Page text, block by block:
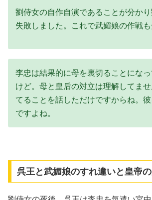
劉侍女の自作自演であることが分か
失敗しました。これで武媚娘の作戦も
李忠は結果的に母を裏切ることにな
けど。母と皇后の対立は理解してま
てることを話しただけですからね。
ですよね。
呉王と武媚娘のすれ違いと皇帝